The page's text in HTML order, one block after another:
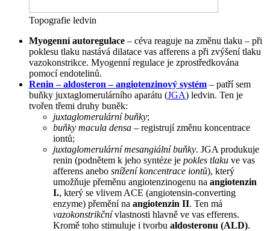
Topografie ledvin
Myogenní autoregulace – céva reaguje na změnu tlaku – při
poklesu tlaku nastává dilatace vas afferens a při zvýšení tlaku
vazokonstrikce. Myogenní regulace je zprostředkována
pomocí endotelinů.
Renin – aldosteron – angiotenzinový systém – patří sem
buňky juxtaglomerulárního aparátu (JGA) ledvin. Ten je
tvořen třemi druhy buněk:
juxtaglomerulární buňky;
buňky macula densa – registrují změnu koncentrace
iontů;
juxtaglomerulární mesangiální buňky. JGA produkuje
renin (podnětem k jeho syntéze je pokles tlaku ve vas
afferens anebo snížení koncentrace iontů), který
umožňuje přeměnu angiotenzinogenu na angiotenzin
I., který se vlivem ACE (angiotensin-converting
enzyme) přemění na angiotenzin II. Ten má
vazokonstrikčnívlastnosti hlavně ve vas efferens.
Kromě toho stimuluje i tvorbu aldosteronu (ALD).